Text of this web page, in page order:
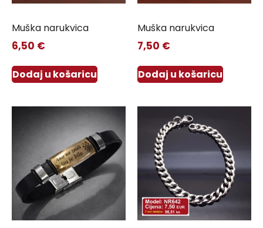
Muška narukvica
6,50 €
Dodaj u košaricu
Muška narukvica
7,50 €
Dodaj u košaricu